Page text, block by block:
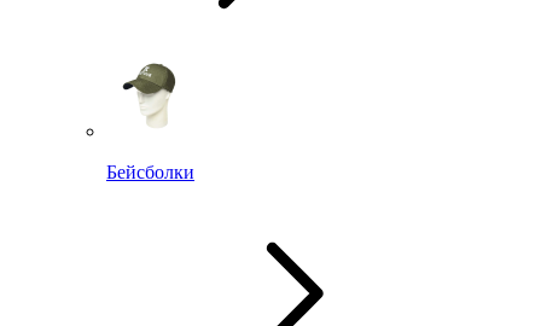
Бейсболки